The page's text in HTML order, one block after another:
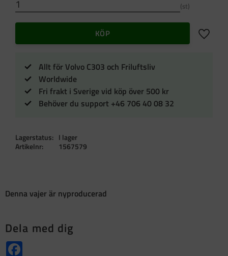
st
KÖP Lägg
Allt för Volvo C303 och Friluftsliv
Worldwide
Fri frakt i Sverige vid köp över 500 kr
Behöver du support +46 706 40 08 32
Lagerstatus
I lager
Artikelnr
1567579
Denna vajer är nyproducerad
Dela med dig